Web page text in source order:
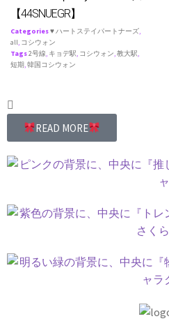
【44SNUEGR】
Categories♥ ハートステイパートナーズ,
all, コシウォン
Tags2号線, キョデ駅, コシウォン,教大駅,
短期,韓国コシウォン
READ MORE